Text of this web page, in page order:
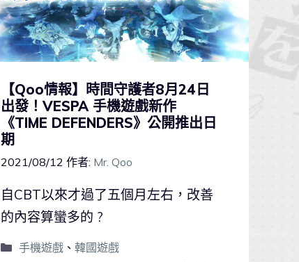
【Qoo情報】時間守護者8月24日
出發！VESPA 手機遊戲新作
《TIME DEFENDERS》公開推出日
期
2021/08/12 作者: Mr. Qoo
自CBT以來才過了五個月左右，改善
的內容算蠻多的 ?
手機遊戲、 韓國遊戲